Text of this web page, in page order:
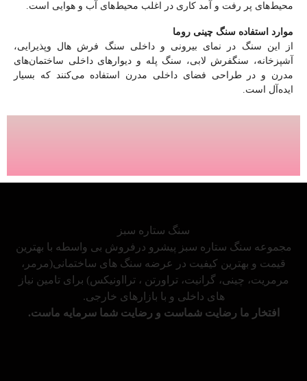
محیط‌های پر رفت و آمد کاری در اغلب محیط‌های آب و هوایی است.
موارد استفاده سنگ چینی روما
از این سنگ در نمای بیرونی و داخلی سنگ فرش هال وپذیرایی،
آشپزخانه، سنگفرش لابی، سنگ پله و دیوارهای داخلی ساختمان‌های
مدرن و در طراحی فضای داخلی مدرن استفاده می‌کنند که بسیار
ایده‌آل است.
سنگ ستاره سبز
مجموعه سنگ ستاره سبز پیشرو درفروش بی واسطه با بهترین
قیمت و بهترین کیفیت در عرضه سنگ های ساختمانی(مرمر،
مرمریت، چینی، گرانیت، تراورتن ، ترااونیکس) برای تامین نیاز
های داخلی و با بازارهای خارجی.
افتخار ما رضایت شماست و رضایت شما سرمایه ماست.